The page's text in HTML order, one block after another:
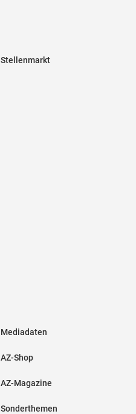
Stellenmarkt
Mediadaten
AZ-Shop
AZ-Magazine
Sonderthemen